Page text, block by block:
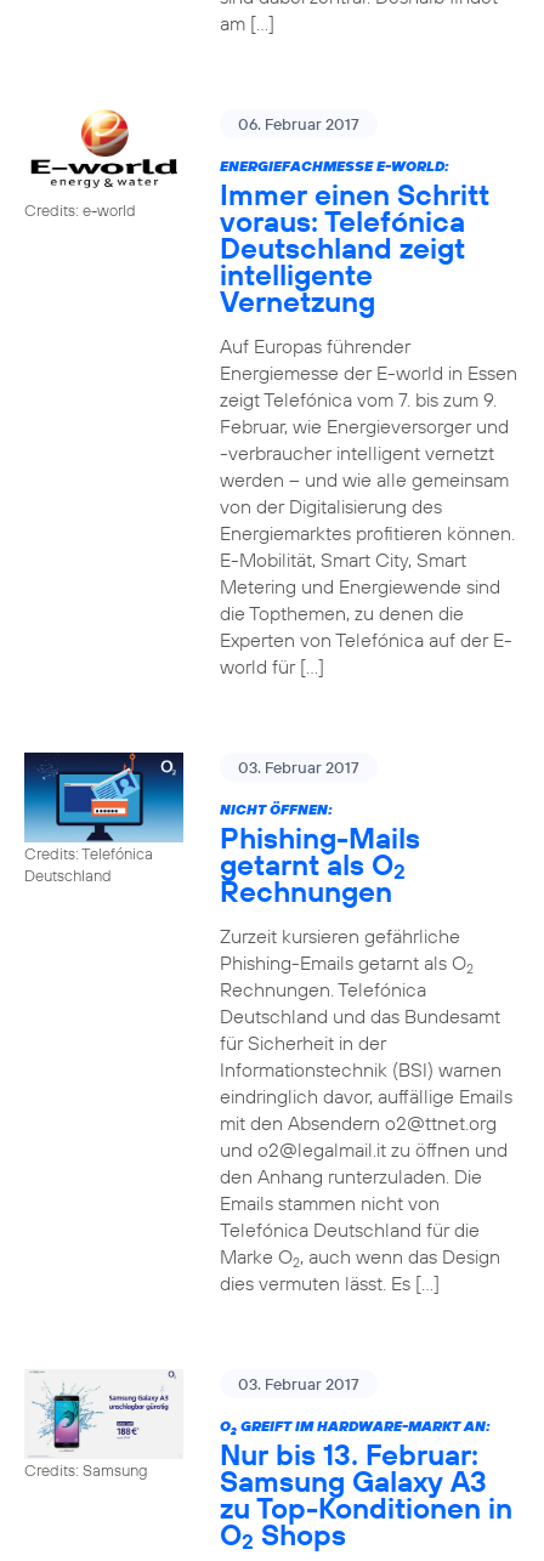
am […]
Credits: e-world
06. Februar 2017
ENERGIEFACHMESSE E-WORLD:
Immer einen Schritt
voraus: Telefónica
Deutschland zeigt
intelligente
Vernetzung
Auf Europas führender
Energiemesse der E-world in Essen
zeigt Telefónica vom 7. bis zum 9.
Februar, wie Energieversorger und
-verbraucher intelligent vernetzt
werden – und wie alle gemeinsam
von der Digitalisierung des
Energiemarktes profitieren können.
E-Mobilität, Smart City, Smart
Metering und Energiewende sind
die Topthemen, zu denen die
Experten von Telefónica auf der E-
world für […]
Credits: Telefónica
Deutschland
03. Februar 2017
NICHT ÖFFNEN:
Phishing-Mails
getarnt als O2
Rechnungen
Zurzeit kursieren gefährliche
Phishing-Emails getarnt als O2
Rechnungen. Telefónica
Deutschland und das Bundesamt
für Sicherheit in der
Informationstechnik (BSI) warnen
eindringlich davor, auffällige Emails
mit den Absendern o2@ttnet.org
und o2@legalmail.it zu öffnen und
den Anhang runterzuladen. Die
Emails stammen nicht von
Telefónica Deutschland für die
Marke O2, auch wenn das Design
dies vermuten lässt. Es […]
Credits: Samsung
03. Februar 2017
O2GREIFT IM HARDWARE-MARKT AN:
Nur bis 13. Februar:
Samsung Galaxy A3
zu Top-Konditionen in
O2 Shops